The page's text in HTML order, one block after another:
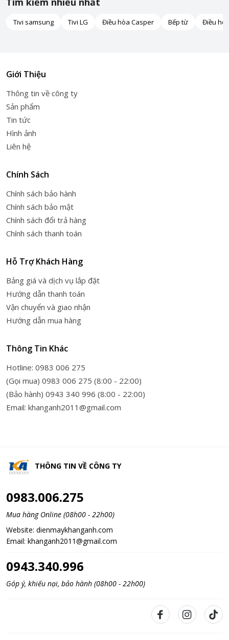
Tivi samsung Tivi LG Điều hòa Casper Bếp từ Điều
Giới Thiệu
Thông tin về công ty
Sản phẩm
Tin tức
Hình ảnh
Liên hệ
Chính Sách
Chính sách bảo hành
Chính sách bảo mật
Chính sách đổi trả hàng
Chính sách thanh toán
Hỗ Trợ Khách Hàng
Bảng giá và dịch vụ lắp đặt
Hướng dẫn thanh toán
Vận chuyển và giao nhận
Hướng dẫn mua hàng
Thông Tin Khác
Hotline: 0983 006 275
(Gọi mua) 0983 006 275 (8:00 - 22:00)
(Bảo hành) 0943 340 996 (8:00 - 22:00)
Email: khanganh2011@gmail.com
THÔNG TIN VỀ CÔNG TY
0983.006.275
Mua hàng Online (08h00 - 22h00)
Website: dienmaykhanganh.com
Email: khanganh2011@gmail.com
0943.340.996
Góp ý, khiếu nại, bảo hành (08h00 - 22h00)